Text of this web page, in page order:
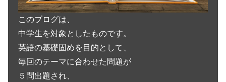
このブログは、
中学生を対象としたものです。
英語の基礎固めを目的として、
毎回のテーマに合わせた問題が
５問出題され、